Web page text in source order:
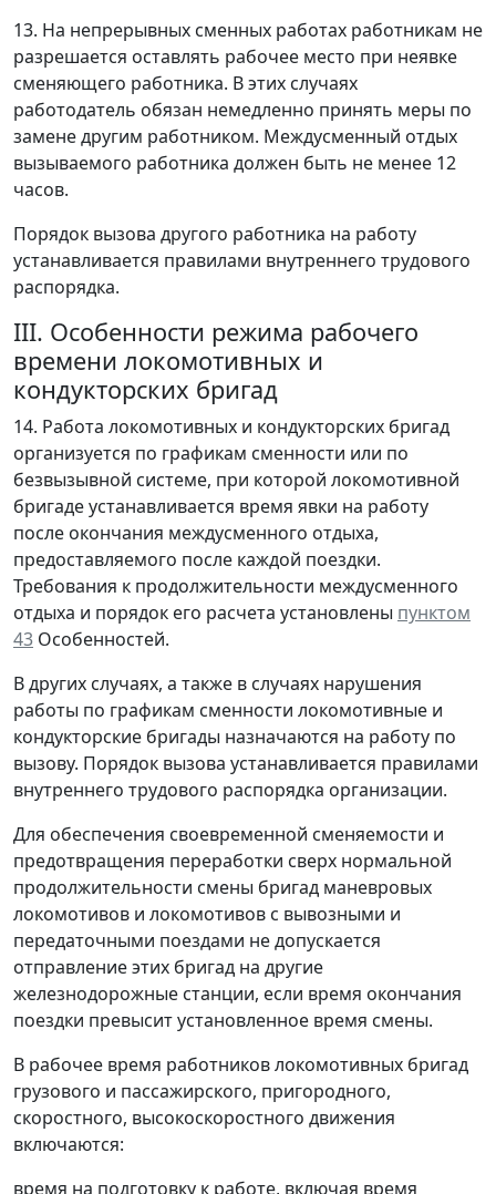
13. На непрерывных сменных работах работникам не
разрешается оставлять рабочее место при неявке
сменяющего работника. В этих случаях
работодатель обязан немедленно принять меры по
замене другим работником. Междусменный отдых
вызываемого работника должен быть не менее 12
часов.
Порядок вызова другого работника на работу
устанавливается правилами внутреннего трудового
распорядка.
III. Особенности режима рабочего
времени локомотивных и
кондукторских бригад
14. Работа локомотивных и кондукторских бригад
организуется по графикам сменности или по
безвызывной системе, при которой локомотивной
бригаде устанавливается время явки на работу
после окончания междусменного отдыха,
предоставляемого после каждой поездки.
Требования к продолжительности междусменного
отдыха и порядок его расчета установлены пунктом
43 Особенностей.
В других случаях, а также в случаях нарушения
работы по графикам сменности локомотивные и
кондукторские бригады назначаются на работу по
вызову. Порядок вызова устанавливается правилами
внутреннего трудового распорядка организации.
Для обеспечения своевременной сменяемости и
предотвращения переработки сверх нормальной
продолжительности смены бригад маневровых
локомотивов и локомотивов с вывозными и
передаточными поездами не допускается
отправление этих бригад на другие
железнодорожные станции, если время окончания
поездки превысит установленное время смены.
В рабочее время работников локомотивных бригад
грузового и пассажирского, пригородного,
скоростного, высокоскоростного движения
включаются:
время на подготовку к работе, включая время